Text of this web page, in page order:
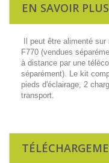
EN SAVOIR PLUS
Il peut être alimenté
F770 (vendues
à distance par une
séparément). Le kit
pieds d'éclairage, 2
transport.